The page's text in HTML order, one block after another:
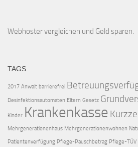
Webhoster vergleichen und Geld sparen.
TAGS
2017 Anwalt barrierefrei
Desinfektionsautomaten Eltern Gesetz
Kinder Krankenkasse
Mehrgenerationenhaus Mehrgenerationenwohnen
Patientenverfügung Pflege-Pauschbetrag Pflege-TÜV